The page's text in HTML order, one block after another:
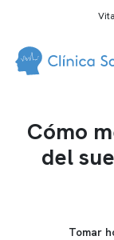
Cómo
del
Tomar